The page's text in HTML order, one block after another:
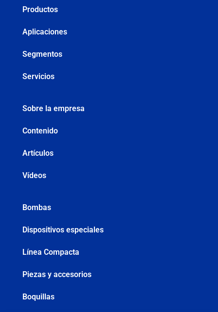
Productos
Aplicaciones
Segmentos
Servicios
Sobre la empresa
Contenido
Artículos
Vídeos
Bombas
Dispositivos especiales
Línea Compacta
Piezas y accesorios
Boquillas